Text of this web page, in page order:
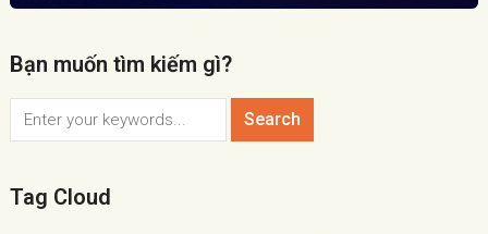
Bạn muốn tìm kiếm gì?
Tag Cloud